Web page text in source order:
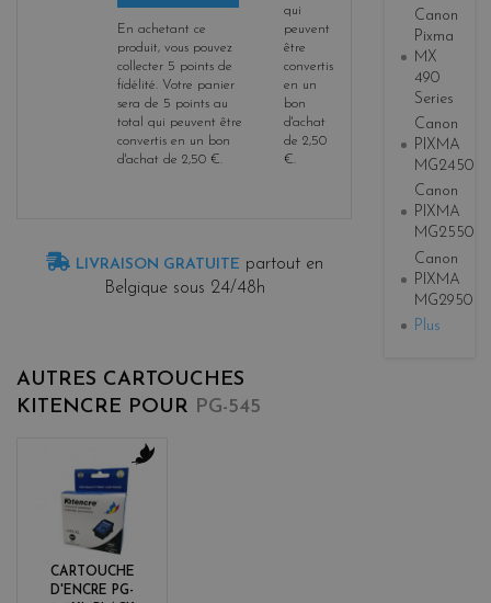
En achetant ce
produit, vous pouvez
collecter 5 points de
fidélité. Votre panier
sera de 5 points au
total qui peuvent être
convertis en un bon
d'achat de 2,50 €.
qui
peuvent
être
convertis
en un
bon
d'achat
de 2,50
€.
LIVRAISON GRATUITE partout en
Belgique sous 24/48h
AUTRES CARTOUCHES
KITENCRE POUR PG-545
CARTOUCHE
D'ENCRE PG-
k
Canon
Pixma
MX
490
Series
Canon
PIXMA
MG2450
Canon
PIXMA
MG2550
Canon
PIXMA
MG2950
Plus